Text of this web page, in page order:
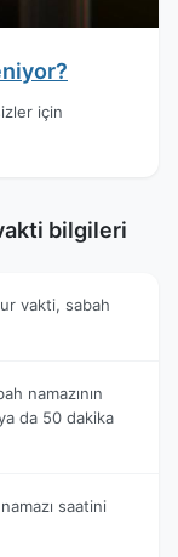
için
bilgileri
vakti, sabah
namazının
da 50 dakika
saatini